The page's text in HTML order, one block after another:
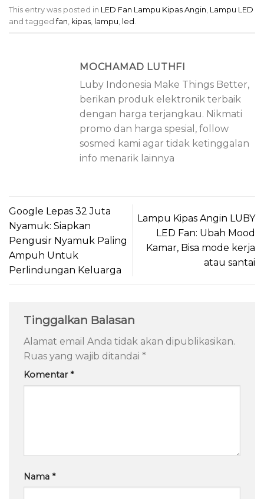
This entry was posted in LED Fan Lampu Kipas Angin Lampu LED
and taggedfan kipas lampu led
MOCHAMAD LUTHFI
Luby Indonesia Make Things Better,
berikan produk elektronik terbaik
dengan harga terjangkau. Nikmati
promo dan harga spesial, follow
sosmed kami agar tidak ketinggalan
info menarik lainnya
Google Lepas 32 Juta
Nyamuk: Siapkan
Pengusir Nyamuk Paling
Ampuh Untuk
Perlindungan Keluarga
Lampu Kipas Angin LUBY
LED Fan: Ubah Mood
Kamar, Bisa mode kerja
atau santai
Tinggalkan Balasan
Alamat email Anda tidak akan dipublikasikan.
Ruas yang wajib ditandai *
Komentar*
Nama *